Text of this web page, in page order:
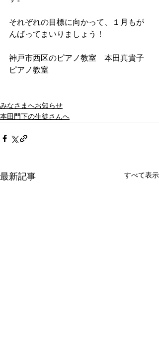
それぞれの目標に向かって、１月もが
んばってまいりましょう！
神戸市西区のピアノ教室　本田真貴子
ピアノ教室
みなさまへお知らせ
本田門下の生徒さんへ
最新記事 すべて表示